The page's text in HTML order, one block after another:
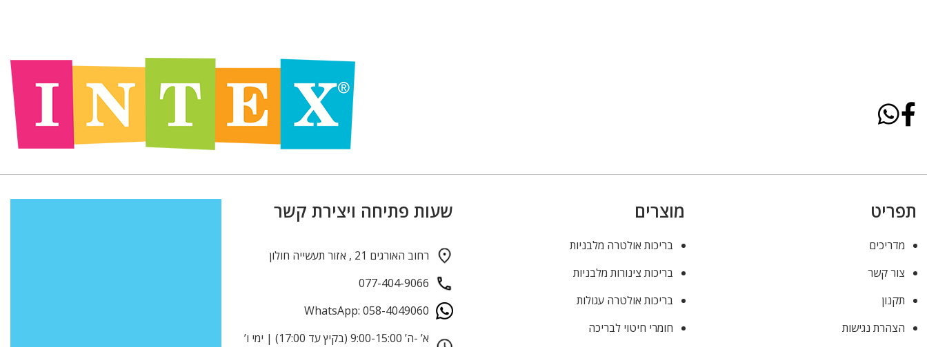
תפריט
מדריכים
צור קשר
תקנון
הצהרת נגישות
מוצרים
בריכות אולטרה מלבניות
בריכות צינורות מלבניות
בריכות אולטרה עגולות
חומרי חיטוי לבריכה
שעות פתיחה ויצירת קשר
רחוב האורגים 21 , אזור תעשייה חולון
077-404-9066
WhatsApp: 058-4049060
א’ -ה’ 9:00-15:00 (בקיץ עד 17:00) | ימי ו’